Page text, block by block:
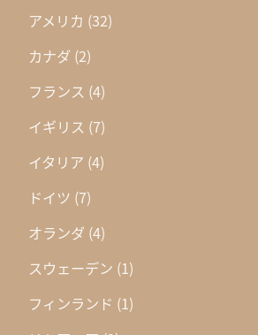
アメリカ (32)
カナダ (2)
フランス (4)
イギリス (7)
イタリア (4)
ドイツ (7)
オランダ (4)
スウェーデン (1)
フィンランド (1)